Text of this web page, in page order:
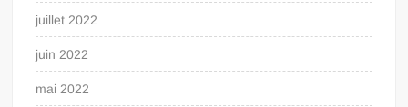
juillet 2022
juin 2022
mai 2022